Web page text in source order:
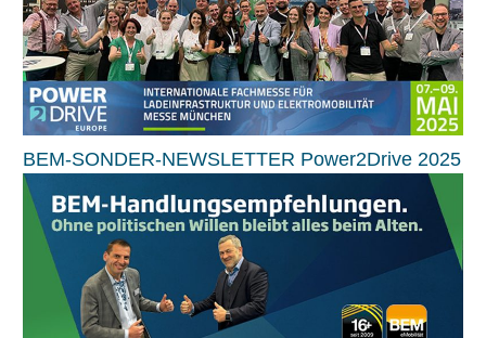
BEM-SONDER-NEWSLETTER Power2Drive 2025